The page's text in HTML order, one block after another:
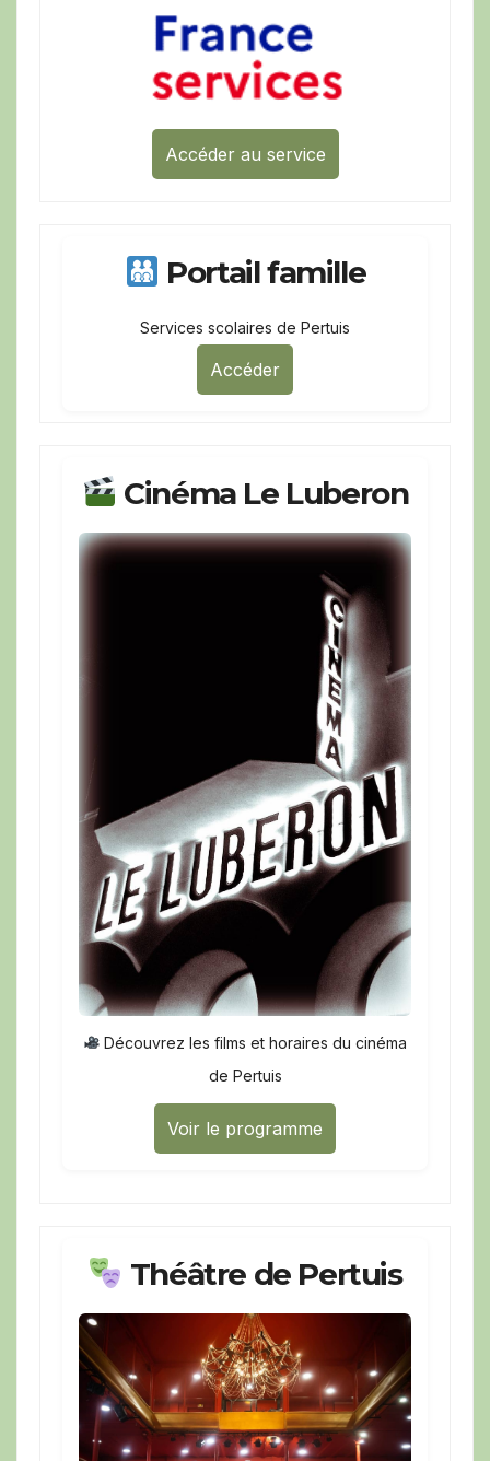
Accéder au service
Portail famille
Services scolaires de Pertuis
Accéder
Cinéma Le Luberon
Découvrez les films et horaires du cinéma
de Pertuis
Voir le programme
Théâtre de Pertuis